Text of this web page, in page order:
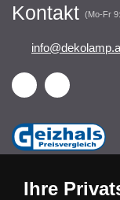
Kontakt (Mo-Fr
Ihre